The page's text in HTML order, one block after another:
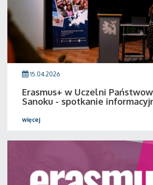
15.04.2026
Erasmus+ w Uczelni
Sanoku - spotkanie
więcej